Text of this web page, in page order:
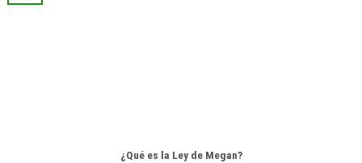
¿Qué es la Ley de Megan?